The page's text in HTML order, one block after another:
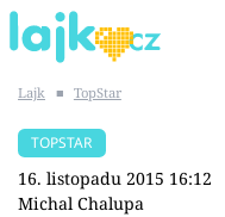
SHOPAHOLICADEL
Lajk ■ TopStar
TOPSTAR
16. listopadu 2015 16:12
Michal Chalupa